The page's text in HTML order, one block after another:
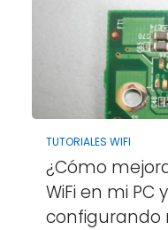
TUTORIALES WIFI
¿Cómo
WiFi en mi PC
configurando